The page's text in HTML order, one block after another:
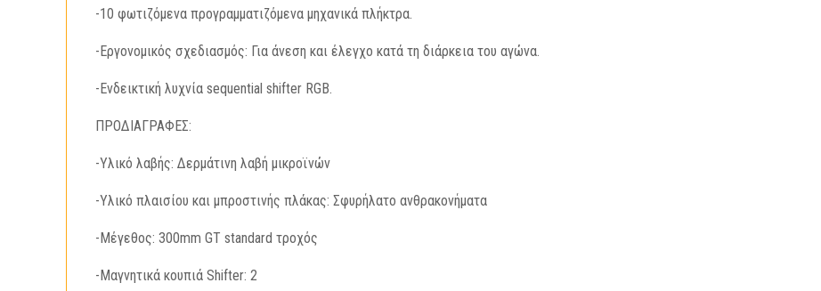
-10 φωτιζόμενα προγραμματιζόμενα μηχανικά πλήκτρα.
-Εργονομικός σχεδιασμός: Για άνεση και έλεγχο κατά τη διάρκεια του αγώνα.
-Ενδεικτική λυχνία sequential shifter RGB.
ΠΡΟΔΙΑΓΡΑΦΕΣ:
-Υλικό λαβής: Δερμάτινη λαβή μικροϊνών
-Υλικό πλαισίου και μπροστινής πλάκας: Σφυρήλατο ανθρακονήματα
-Μέγεθος: 300mm GT standard τροχός
-Μαγνητικά κουπιά Shifter: 2